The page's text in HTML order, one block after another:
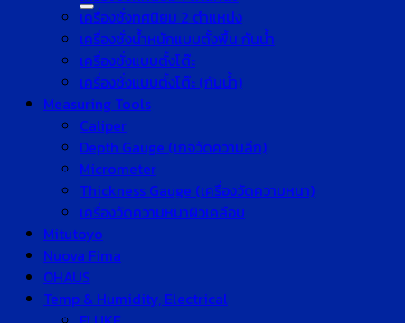
เครื่องชั่งทศนิยม 2 ตำแหน่ง
เครื่องชั่งน้ำหนักแบบตั้งพื้น กันน้ำ
เครื่องชั่งแบบตั้งโต๊ะ
เครื่องชั่งแบบตั้งโต๊ะ (กันน้ำ)
Measuring Tools
Caliper
Depth Gauge (เกจวัดความลึก)
Micrometer
Thickness Gauge (เครื่องวัดความหนา)
เครื่องวัดความหนาผิวเคลือบ
Mitutoyo
Nuova Fima
OHAUS
Temp & Humidity, Electrical